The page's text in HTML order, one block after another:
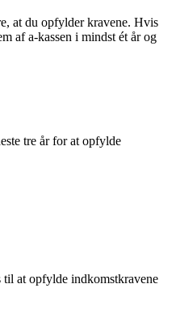
at du opfylder kravene. Hvis
af a-kassen i mindst ét år og
tre år for at opfylde
at opfylde indkomstkravene